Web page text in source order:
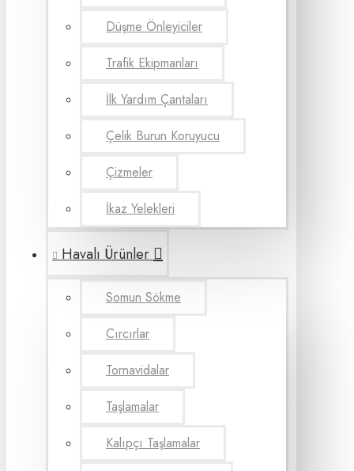
Düşme Önleyiciler
Trafik Ekipmanları
İlk Yardım Çantaları
Çelik Burun Koruyucu
Çizmeler
İkaz Yelekleri
Havalı Ürünler
Somun Sökme
Cırcırlar
Tornavidalar
Taşlamalar
Kalıpçı Taşlamalar